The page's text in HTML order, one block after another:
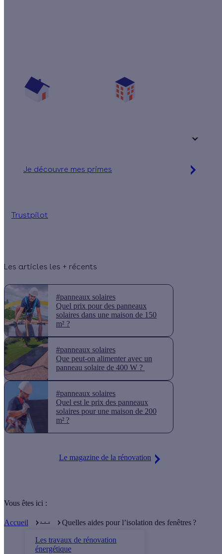
Je découvre mes primes
Trustpilot
Les articles les + récents
#panneaux solaires
Quel prix pour des panneaux
solaires dans une maison de 150
m² ?
#panneaux solaires
Que peut-on alimenter avec un
panneau solaire de 400 W ?
#panneaux solaires
Quel est le prix des panneaux
solaires pour une maison de 200
m² ?
Le magazine de la rénovation
Vous êtes ici :
Accueil . . .
Les travaux de rénovation
énergétique
Quelles aides pour l’isolation des fenêtres ?